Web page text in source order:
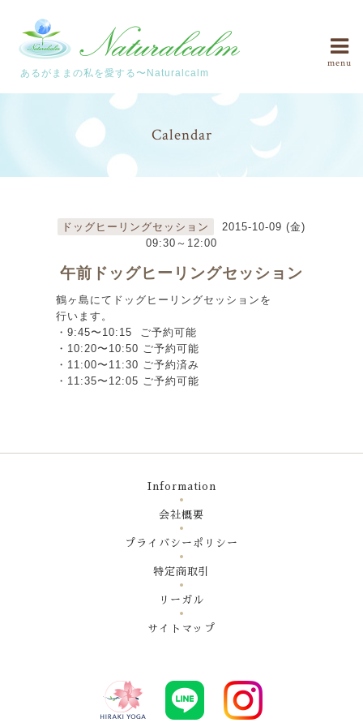
あるがままの私を愛する〜Naturalcalm
menu
Calendar
ドッグヒーリングセッション
2015-10-09 (金)
09:30～12:00
午前ドッグヒーリングセッション
鶴ヶ島にてドッグヒーリングセッションを
行います。
・9:45〜10:15 ご予約可能
・10:20〜10:50 ご予約可能
・11:00〜11:30 ご予約済み
・11:35〜12:05 ご予約可能
Information
会社概要
プライバシーポリシー
特定商取引
リーガル
サイトマップ